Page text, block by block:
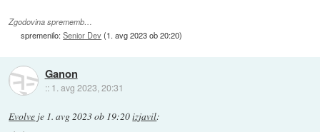
Zgodovina sprememb…
spremenilo:Senior Dev(1. avg 2023 ob 20:20)
Ganon
:: 1. avg 2023, 20:31
Evolve je 1. avg 2023 ob 19:20izjavil: